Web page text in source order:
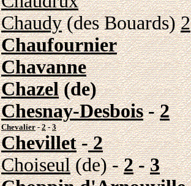
Chaudy(des Bouards)2
Chaufournier
Chavanne
Chazel(de)
Chesnay-Desbois-2
Chevalier-2-3
Chevillet-2
Choiseul(de) -2-3